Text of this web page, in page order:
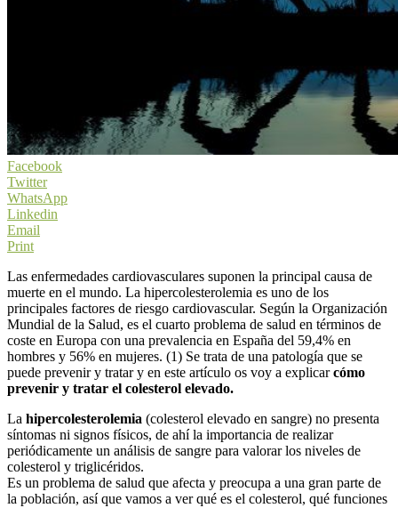
Facebook
Twitter
WhatsApp
Linkedin
Email
Print
Las enfermedades cardiovasculares suponen la principal causa de
muerte en el mundo. La hipercolesterolemia es uno de los
principales factores de riesgo cardiovascular. Según la Organización
Mundial de la Salud, es el cuarto problema de salud en términos de
coste en Europa con una prevalencia en España del 59,4% en
hombres y 56% en mujeres. (1) Se trata de una patología que se
puede prevenir y tratar y en este artículo os voy a explicarcómo
prevenir y tratar el colesterol elevado.
La hipercolesterolemia (colesterol elevado en sangre) no presenta
síntomas ni signos físicos, de ahí la importancia de realizar
periódicamente un análisis de sangre para valorar los niveles de
colesterol y triglicéridos.
Es un problema de salud que afecta y preocupa a una gran parte de
la población, así que vamos a ver qué es el colesterol, qué funciones